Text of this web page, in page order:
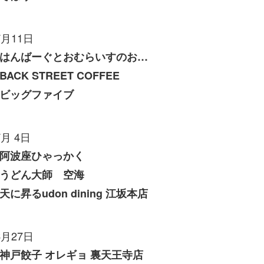
11日
はんばーぐとおむらいすのお店 いくら
BACK STREET COFFEE
ビッグファイブ
4日
阿波座ひゃっかく
うどん大師 空海
天に昇るudon dining 江坂本店
27日
神戸餃子 オレギョ 裏天王寺店